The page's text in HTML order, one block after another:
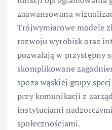
zaawansowana
Trójwymiarowe modele
rozwoju wyrobisk oraz
pozwalają w przystępny
skomplikowane
spoza wąskiej grupy
przy komunikacji z
instytucjami
społecznościami.